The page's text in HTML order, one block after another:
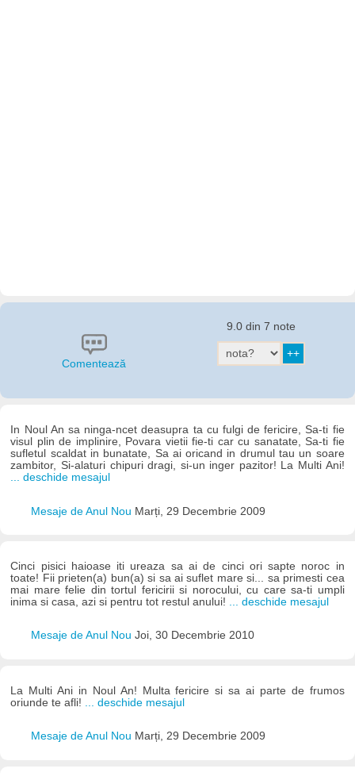
Comentează
9.0 din 7 note
In Noul An sa ninga-ncet deasupra ta cu fulgi de fericire, Sa-ti fie
visul plin de implinire, Povara vietii fie-ti car cu sanatate, Sa-ti fie
sufletul scaldat in bunatate, Sa ai oricand in drumul tau un soare
zambitor, Si-alaturi chipuri dragi, si-un inger pazitor! La Multi Ani!
... deschide mesajul
Mesaje de Anul Nou Marți, 29 Decembrie 2009
Cinci pisici haioase iti ureaza sa ai de cinci ori sapte noroc in
toate! Fii prieten(a) bun(a) si sa ai suflet mare si... sa primesti cea
mai mare felie din tortul fericirii si norocului, cu care sa-ti umpli
inima si casa, azi si pentru tot restul anului! ... deschide mesajul
Mesaje de Anul Nou Joi, 30 Decembrie 2010
La Multi Ani in Noul An! Multa fericire si sa ai parte de frumos
oriunde te afli!
... deschide mesajul
Mesaje de Anul Nou Marți, 29 Decembrie 2009